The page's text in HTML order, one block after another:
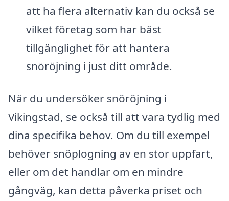
att ha flera alternativ kan du också se
vilket företag som har bäst
tillgänglighet för att hantera
snöröjning i just ditt område.
När du undersöker snöröjning i
Vikingstad, se också till att vara tydlig med
dina specifika behov. Om du till exempel
behöver snöplogning av en stor uppfart,
eller om det handlar om en mindre
gångväg, kan detta påverka priset och